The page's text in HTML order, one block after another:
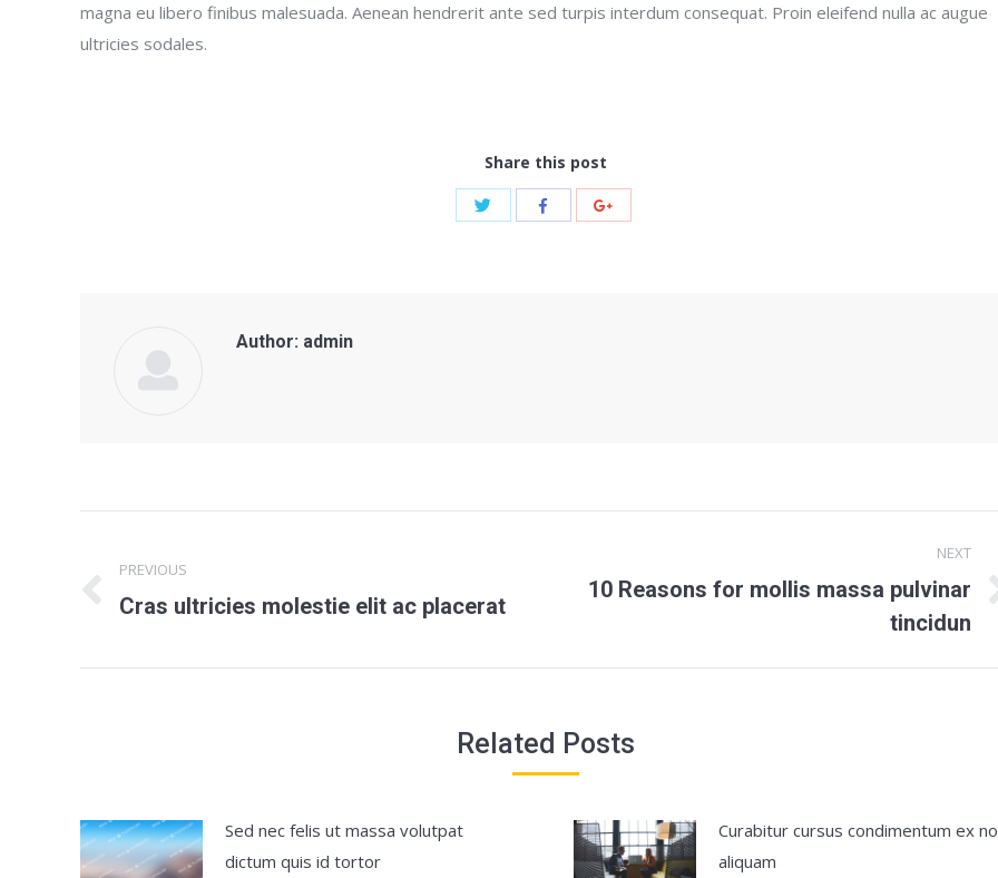
magna eu libero finibus malesuada. Aenean hendrerit ante sed turpis interdum consequat. Proin eleifend nulla ac augue
ultricies sodales.
Share this post
Author: admin
navigation
PREVIOUS
Previous
Cras ultricies molestie elit ac placerat
NEXT
Next
10 Reasons for mollis massa pulvinar
tincidun
Related Posts
Sed nec felis ut massa volutpat
dictum quis id tortor
Curabitur cursus condimentum ex
aliquam